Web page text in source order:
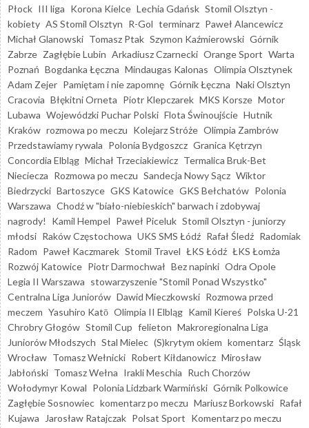
Płock III liga Korona Kielce Lechia Gdańsk Stomil Olsztyn -
kobiety AS Stomil Olsztyn R-Gol terminarz Paweł Alancewicz
Michał Glanowski Tomasz Ptak Szymon Kaźmierowski Górnik
Zabrze Zagłębie Lubin Arkadiusz Czarnecki Orange Sport Warta
Poznań Bogdanka Łęczna Mindaugas Kalonas Olimpia Olsztynek
Adam Zejer Pamiętam i nie zapomnę Górnik Łęczna Naki Olsztyn
Cracovia Błękitni Orneta Piotr Klepczarek MKS Korsze Motor
Lubawa Wojewódzki Puchar Polski Flota Świnoujście Hutnik
Kraków rozmowa po meczu Kolejarz Stróże Olimpia Zambrów
Przedstawiamy rywala Polonia Bydgoszcz Granica Kętrzyn
Concordia Elbląg Michał Trzeciakiewicz Termalica Bruk-Bet
Nieciecza Rozmowa po meczu Sandecja Nowy Sącz Wiktor
Biedrzycki Bartoszyce GKS Katowice GKS Bełchatów Polonia
Warszawa Chodź w "biało-niebieskich" barwach i zdobywaj
nagrody!
Kamil Hempel Paweł Piceluk Stomil Olsztyn - juniorzy
młodsi Raków Częstochowa UKS SMS Łódź Rafał Śledź Radomiak
Radom Paweł Kaczmarek Stomil Travel ŁKS Łódź ŁKS Łomża
Rozwój Katowice Piotr Darmochwał Bez napinki Odra Opole
Legia II Warszawa stowarzyszenie "Stomil Ponad Wszystko"
Centralna Liga Juniorów Dawid Mieczkowski Rozmowa przed
meczem Yasuhiro Katō Olimpia II Elbląg Kamil Kiereś Polska U-21
Chrobry Głogów Stomil Cup felieton Makroregionalna Liga
Juniorów Młodszych Stal Mielec (S)krytym okiem komentarz Śląsk
Wrocław Tomasz Wełnicki Robert Kiłdanowicz Mirosław
Jabłoński Tomasz Wełna Irakli Meschia Ruch Chorzów
Wołodymyr Kowal Polonia Lidzbark Warmiński Górnik Polkowice
Zagłębie Sosnowiec komentarz po meczu Mariusz Borkowski Rafał
Kujawa
Jarosław Ratajczak Polsat Sport Komentarz po meczu